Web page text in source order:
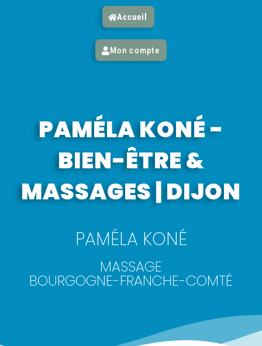
Accueil
Mon compte
PAMÉLA KONÉ -
BIEN-ÊTRE &
MASSAGES | DIJON
PAMÉLA KONÉ
MASSAGE
BOURGOGNE-FRANCHE-COMTÉ